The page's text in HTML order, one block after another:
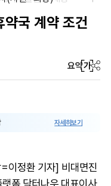
국 계약 조건
요약가
자세히보기
이정환 기자] 비대면진
폼 닥터나우 대표이사